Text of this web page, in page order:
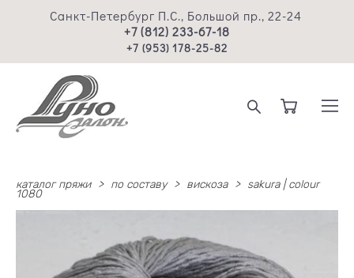
Санкт-Петербург П.С., Большой пр., 22-24
+7 (812) 233-67-18
+7 (953) 178-25-82
каталог пряжи > по составу > вискоза >
sakura | colour
1080